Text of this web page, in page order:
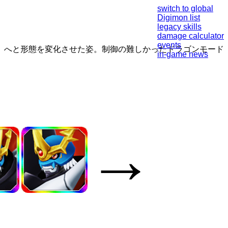
switch to global
Digimon list
legacy skills
damage calculator
events
in-game news
と形態を変化させた姿。制御の難しかったドラゴンモード
→